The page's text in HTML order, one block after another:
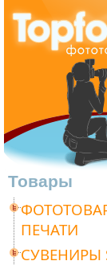
Товары
ПЕЧАТИ
СУВЕНИРЫ